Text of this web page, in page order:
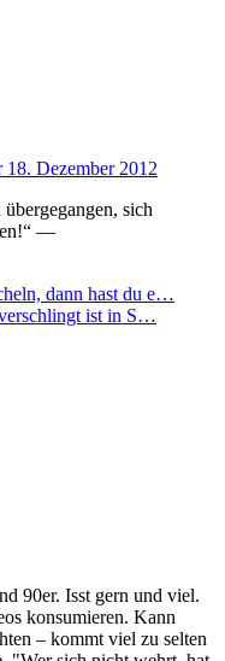
18. Dezember 2012
—
dann hast du e…
ist in S…
90er. Isst gern und viel.
konsumieren. Kann
– kommt viel zu selten